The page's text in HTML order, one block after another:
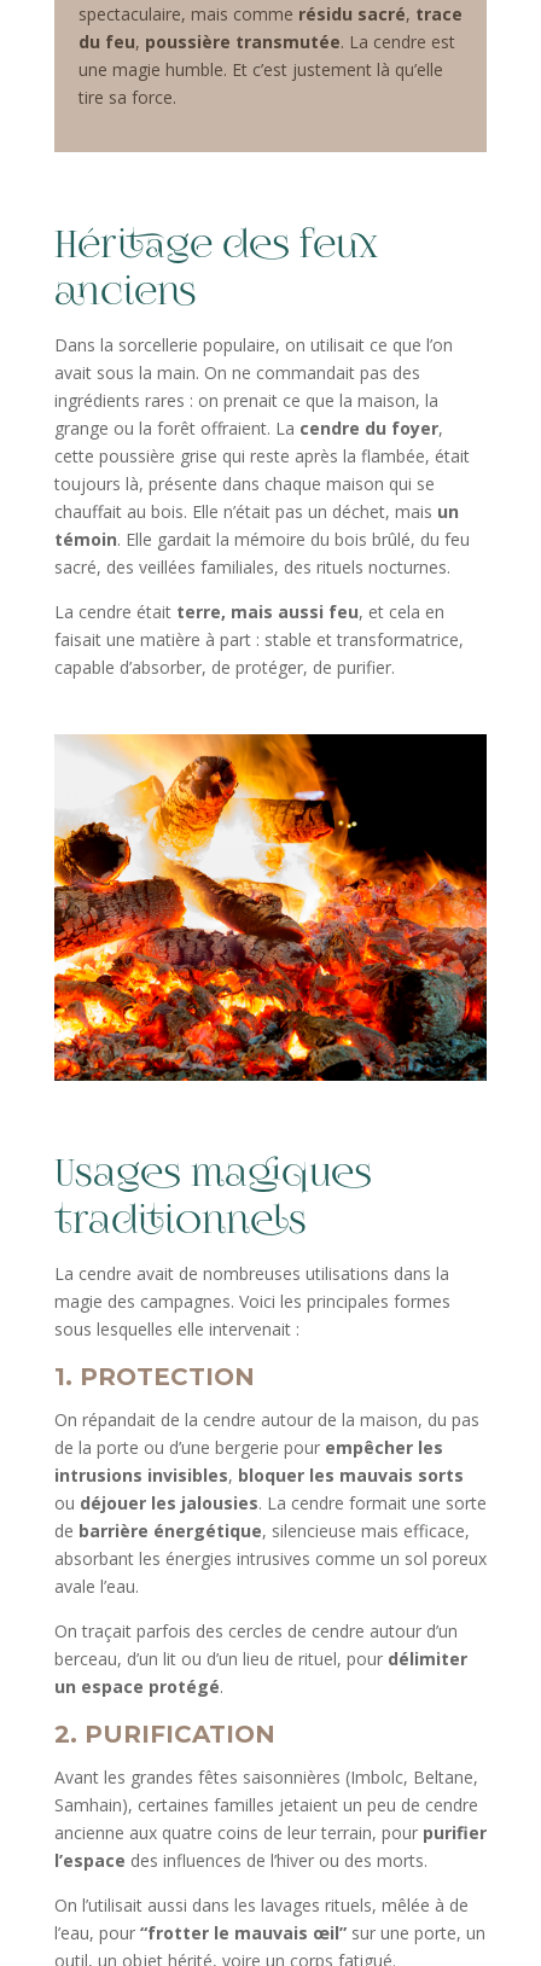
spectaculaire, mais comme résidu sacré, trace
du feu, poussière transmutée. La cendre est
une magie humble. Et c’est justement là qu’elle
tire sa force.
Héritage des feux
anciens
Dans la sorcellerie populaire, on utilisait ce que l’on
avait sous la main. On ne commandait pas des
ingrédients rares : on prenait ce que la maison, la
grange ou la forêt offraient. La cendre du foyer,
cette poussière grise qui reste après la flambée, était
toujours là, présente dans chaque maison qui se
chauffait au bois. Elle n’était pas un déchet, mais un
témoin. Elle gardait la mémoire du bois brûlé, du feu
sacré, des veillées familiales, des rituels nocturnes.
La cendre était terre, mais aussi feu, et cela en
faisait une matière à part : stable et transformatrice,
capable d’absorber, de protéger, de purifier.
Usages magiques
traditionnels
La cendre avait de nombreuses utilisations dans la
magie des campagnes. Voici les principales formes
sous lesquelles elle intervenait :
1. PROTECTION
On répandait de la cendre autour de la maison, du pas
de la porte ou d’une bergerie pour empêcher les
intrusions invisibles, bloquer les mauvais sorts
ou déjouer les jalousies. La cendre formait une sorte
de barrière énergétique, silencieuse mais efficace,
absorbant les énergies intrusives comme un sol poreux
avale l’eau.
On traçait parfois des cercles de cendre autour d’un
berceau, d’un lit ou d’un lieu de rituel, pour délimiter
un espace protégé.
2. PURIFICATION
Avant les grandes fêtes saisonnières (Imbolc, Beltane,
Samhain), certaines familles jetaient un peu de cendre
ancienne aux quatre coins de leur terrain, pour purifier
l’espace des influences de l’hiver ou des morts.
On l’utilisait aussi dans les lavages rituels, mêlée à de
l’eau, pour “frotter le mauvais œil”sur une porte, un
outil, un objet hérité, voire un corps fatigué.